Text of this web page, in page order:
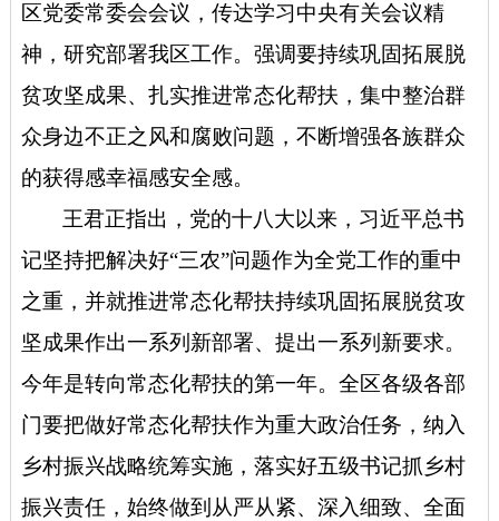
区党委常委会会议，传达学习中央有关会议精
神，研究部署我区工作。强调要持续巩固拓展脱
贫攻坚成果、扎实推进常态化帮扶，集中整治群
众身边不正之风和腐败问题，不断增强各族群众
的获得感幸福感安全感。
王君正指出， 党的十八大以来， 习近平总书
记坚持把解决好“三农”问题作为全党工作的重中
之重，并就推进常态化帮扶持续巩固拓展脱贫攻
坚成果作出一系列新部署、提出一系列新要求。
今年是转向常态化帮扶的第一年。全区各级各部
门要把做好常态化帮扶作为重大政治任务， 纳入
乡村振兴战略统筹实施，落实好五级书记抓乡村
振兴责任，始终做到从严从紧、深入细致、全面